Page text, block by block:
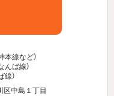
本線など）
んば線）
線）
区中島１丁目